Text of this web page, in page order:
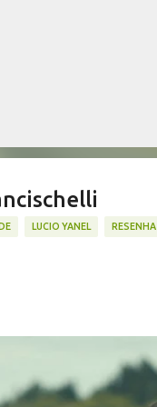
LUCIO YANEL RESENHA